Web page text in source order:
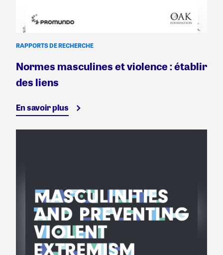
RAPPORTS DE RECHERCHE
Normes masculines et violence : établir
des liens
En savoir plus